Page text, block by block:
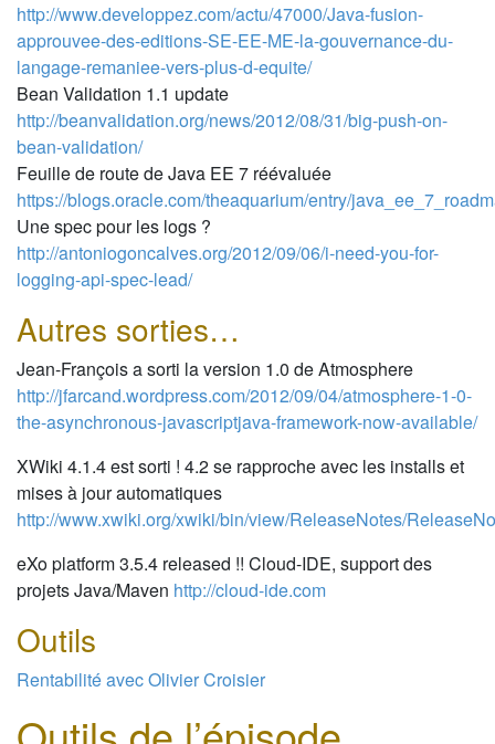
http://www.developpez.com/actu/47000/Java-fusion-
approuvee-des-editions-SE-EE-ME-la-gouvernance-du-
langage-remaniee-vers-plus-d-equite/
Bean Validation 1.1 update
http://beanvalidation.org/news/2012/08/31/big-push-on-
bean-validation/
Feuille de route de Java EE 7 réévaluée
https://blogs.oracle.com/theaquarium/entry/
Une spec pour les logs ?
http://antoniogoncalves.org/2012/09/06/i-need-you-for-
logging-api-spec-lead/
Autres sorties…
Jean-François a sorti la version 1.0 de Atmosphere
http://jfarcand.wordpress.com/2012/09/04/atmosphere-1-0-
the-asynchronous-javascriptjava-framework-now-available/
XWiki 4.1.4 est sorti ! 4.2 se rapproche avec les installs et
mises à jour automatiques
http://www.xwiki.org/xwiki/bin/view/ReleaseNotes/
eXo platform 3.5.4 released !! Cloud-IDE, support des
projets Java/Maven http://cloud-ide.com
Outils
Rentabilité avec Olivier Croisier